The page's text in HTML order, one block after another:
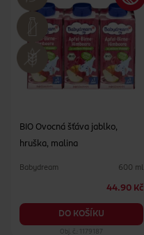
BIO Ovocná šťáva jablko,
hruška, malina
Babydream 600 ml
44.90 Kč
DO KOŠÍKU
Obj. č.: 1179187